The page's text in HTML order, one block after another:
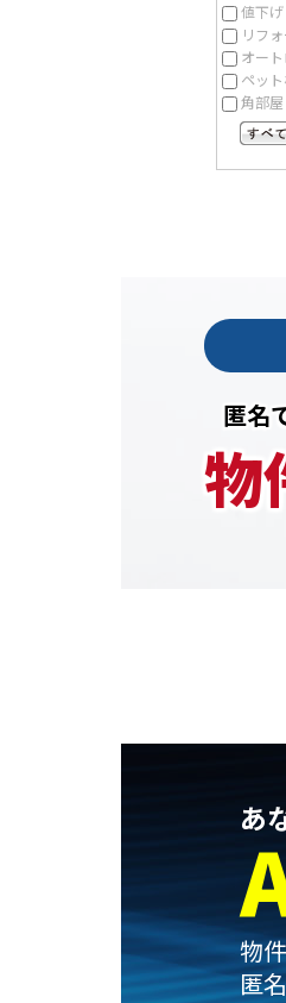
値下げ
リフ
オー
ペッ
角部屋
匿名
物
あ
物
匿